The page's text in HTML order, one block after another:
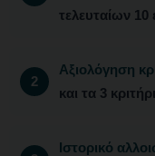
τελευταίων 10
Αξιολόγηση
και τα 3
Ιστορικό